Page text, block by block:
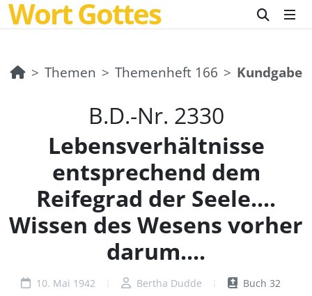
Wort Gottes
Themen Themenheft 166 Kundgabe
B.D.-Nr. 2330
Lebensverhältnisse
entsprechend dem
Reifegrad der Seele....
Wissen des Wesens vorher
darum....
10. Mai 1942 Bertha Dudde Buch 32